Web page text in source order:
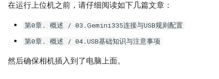
🔒 获取Radon相机标定板的位
🔒 绘制坐标系+标定板+相机模
型
在运行上位机之前，请仔细阅读如下几篇文章：
第0章. 概述 / 03.Gemini335连接与USB规则配置
第0章. 概述 / 04.USB基础知识与注意事项
然后确保相机插入到了电脑上面。